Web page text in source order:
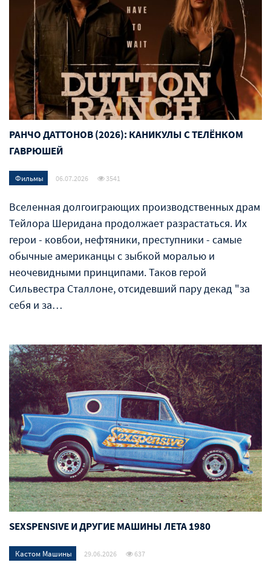
РАНЧО ДАТТОНОВ (2026): КАНИКУЛЫ С ТЕЛЁНКОМ
ГАВРЮШЕЙ
Фильмы 06.07.2026 3541
Вселенная долгоиграющих производственных драм
Тейлора Шеридана продолжает разрастаться. Их
герои - ковбои, нефтяники, преступники - самые
обычные американцы с зыбкой моралью и
неочевидными принципами. Таков герой
Сильвестра Сталлоне, отсидевший пару декад "за
себя и за…
SEXSPENSIVE И ДРУГИЕ МАШИНЫ ЛЕТА 1980
Кастом Машины 29.06.2026 637